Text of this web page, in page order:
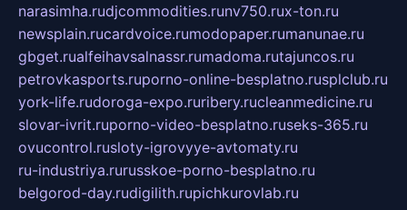
narasimha.rudjcommodities.runv750.rux-ton.ru
newsplain.rucardvoice.rumodopaper.rumanunae.ru
gbget.rualfeihavsalnassr.rumadoma.rutajuncos.ru
petrovkasports.ruporno-online-besplatno.rusplclub.ru
york-life.rudoroga-expo.ruribery.rucleanmedicine.ru
slovar-ivrit.ruporno-video-besplatno.ruseks-365.ru
ovucontrol.rusloty-igrovyye-avtomaty.ru
ru-industriya.rurusskoe-porno-besplatno.ru
belgorod-day.rudigilith.rupichkurovlab.ru